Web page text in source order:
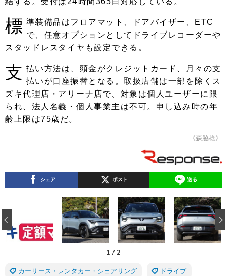
標 準装備品はフロアマット、ドアバイザー、ETC
で、任意オプションとしてドライブレコーダーや
スタッドレスタイヤも設定できる。
支 払い方法は、頭金がクレジットカード、月々の支
払いが口座振替となる。取扱店舗は一部を除くス
ズキ代理店・アリーナ店で、対象は個人ユーザーに限
られ、法人名義・個人事業主は不可。申し込み時の年
齢上限は75歳だ。
《森脇稔》
シェア ポスト 送る
1 / 2
‹
カーリース・レンタカー・シェアリング ドライブ